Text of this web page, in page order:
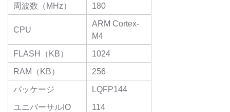
周波数（MHz） 180
CPU
ARM Cortex-
M4
FLASH（KB）
1024
RAM（KB）
256
パッケージ
LQFP144
ユニバーサルIO
114